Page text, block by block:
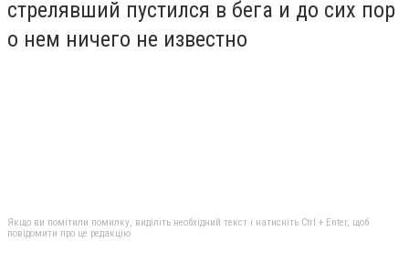
стрелявший пустился в бега и до сих пор
о нем ничего не известно
Якщо ви помітили помилку, виділіть необхідний текст і натисніть Ctrl + Enter, щоб
повідомити про це редакцію